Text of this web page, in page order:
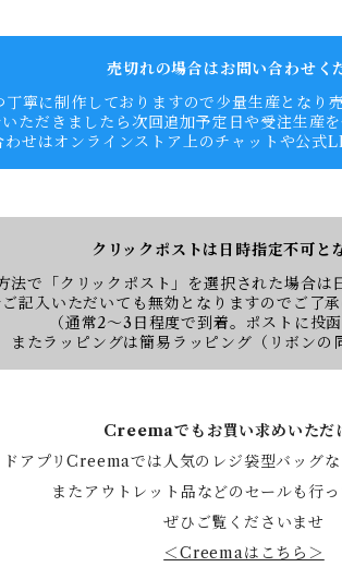
売切れの場合はお問い合わせく
丁寧に制作しておりますので少量生産となり
ただきましたら次回追加予定日や受注生産
わせはオンラインストア上のチャットや公式
クリックポストは日時指定不可と
法で「クリックポスト」を選択された場合は
記入いただいても無効となりますのでご了承
（通常2〜3日程度で到着。ポストに投
またラッピングは簡易ラッピング（リボンの
Creemaでもお買い求めいただ
アプリCreemaでは人気のレジ袋型バッグな
またアウトレット品などのセールも行っ
ぜひご覧くださいませ
＜Creemaはこちら＞